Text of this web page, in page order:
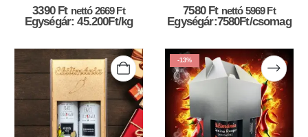
0az 5-ből
3390 Ft nettó2669 Ft
Egységár: 45.200Ft/kg
0az 5-ből
7580 Ft nettó5969 Ft
Egységár:7580Ft/csomag
-13%
Ennek
terméknek
több
variációja
van.
Ennek
terméknek
több
variációja
van.